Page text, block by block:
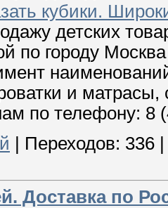
кубики.
детских
по городу
и матрасы,
по телефону: 8
| Переходов: 336
Доставка по